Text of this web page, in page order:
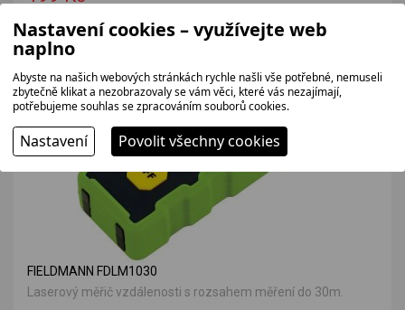
FIELDMANN FDLM1030
Laserový měřič vzdálenosti s rozsahem měření do 30m.
Nastavení cookies – využívejte web
naplno
Abyste na našich webových stránkách rychle našli vše potřebné, nemuseli
zbytečně klikat a nezobrazovaly se vám věci, které vás nezajímají,
potřebujeme souhlas se zpracováním souborů cookies.
Nastavení Povolit všechny cookies